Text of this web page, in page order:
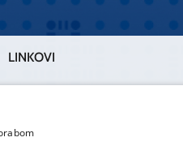
LINKOVI